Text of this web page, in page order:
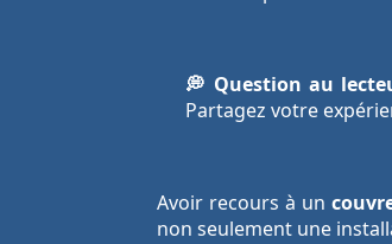
💭 Question au
Partagez votre
Avoir recours à un
non seulement une